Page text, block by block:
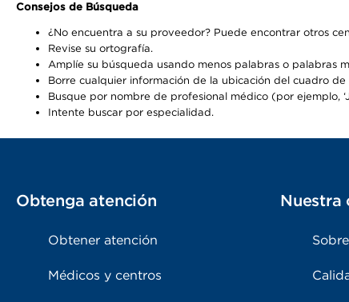
Consejos de Búsqueda
¿No encuentra a su proveedor? Puede encontrar otros
Revise su ortografía.
Amplíe su búsqueda usando menos palabras o palabras
Borre cualquier información de la ubicación del cuadro
Busque por nombre de profesional médico (por ejemplo,
Intente buscar por especialidad.
Obtenga atención
Obtener atención
Médicos y centros
Nuestra